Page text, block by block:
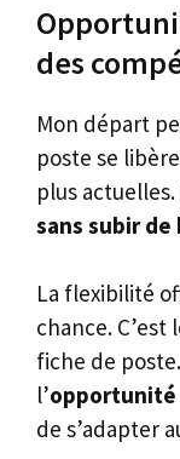
des
Mon départ
poste se
plus
sans subir de
La flexibilité
chance.
fiche de
l’opportunité
de s’adapter